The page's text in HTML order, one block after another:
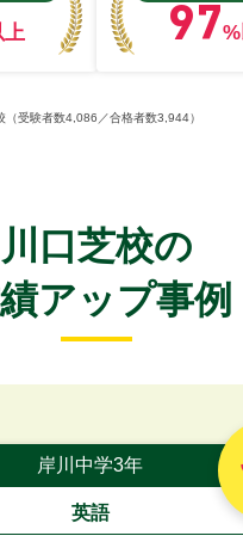
上 97
受験者数4,086／合格者数3,944）
川口芝校の
アップ事例
岸川中学3年
英語